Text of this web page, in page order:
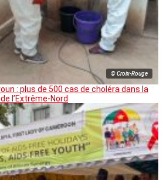
© Croix-Rouge
: plus de 500 cas de choléra dans la
l’Extrême-Nord